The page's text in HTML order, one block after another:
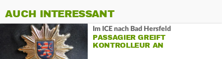
AUCH INTERESSANT
Im ICE nach Bad Hersfeld
PASSAGIER GREIFT
KONTROLLEUR AN